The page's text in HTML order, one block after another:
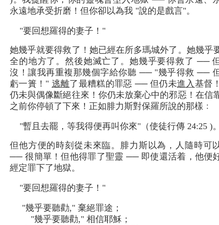
永遠地承受折磨！但你卻以為我 "說的是戲言"。
"要回想羅得的妻子！"
她幾乎就要得救了！她已經在所多瑪城外了。她幾乎
全的地方了。然後她滅亡了。她幾乎要得救了 ──
沒！讓我再重複那幾個字給你聽 ── "幾乎得救 ──
虧一簣！" 逃離了最糟糕的罪惡 ── 但仍未進入 基督
仍未與偶像斷絕往來！你仍未放棄心中的邪惡！在信
之前你停頓了下來！正如腓力斯對保羅所說的那樣﹕
"暫且去罷，等我得便再叫你來"（使徒行傳 24:25 )
但他方便的時刻從未來臨。腓力斯以為，人隨時可
── 很簡單！但他得罪了聖靈 ── 即使還活着，他便
經定罪下了地獄。
"要回想羅得的妻子！"
"幾乎要聽勸," 棄絕罪途；
"幾乎要聽勸," 相信耶穌；